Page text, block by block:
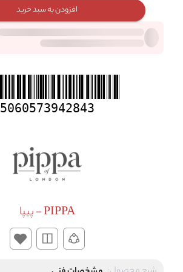
افزودن به سبد خرید
5060573942843
PIPPA - پیپا